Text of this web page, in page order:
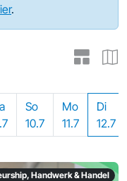
.
So
10.7
Mo
11.7
Di
12.7
Handwerk & Handel